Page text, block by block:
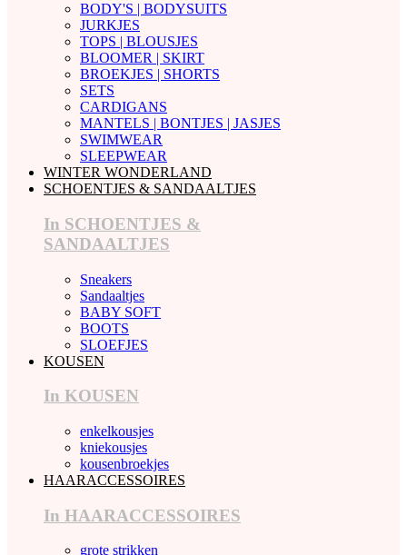
BODY'S | BODYSUITS
JURKJES
TOPS | BLOUSJES
BLOOMER | SKIRT
BROEKJES | SHORTS
SETS
CARDIGANS
MANTELS | BONTJES | JASJES
SWIMWEAR
SLEEPWEAR
WINTER WONDERLAND
SCHOENTJES & SANDAALTJES
In SCHOENTJES &
SANDAALTJES
Sneakers
Sandaaltjes
BABY SOFT
BOOTS
SLOEFJES
KOUSEN
In KOUSEN
enkelkousjes
kniekousjes
kousenbroekjes
HAARACCESSOIRES
In HAARACCESSOIRES
grote strikken